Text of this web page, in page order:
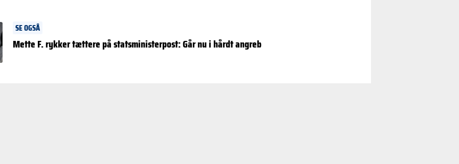
SE OGSÅ
Mette F. rykker tættere på statsministerpost: Går nu i hårdt angreb